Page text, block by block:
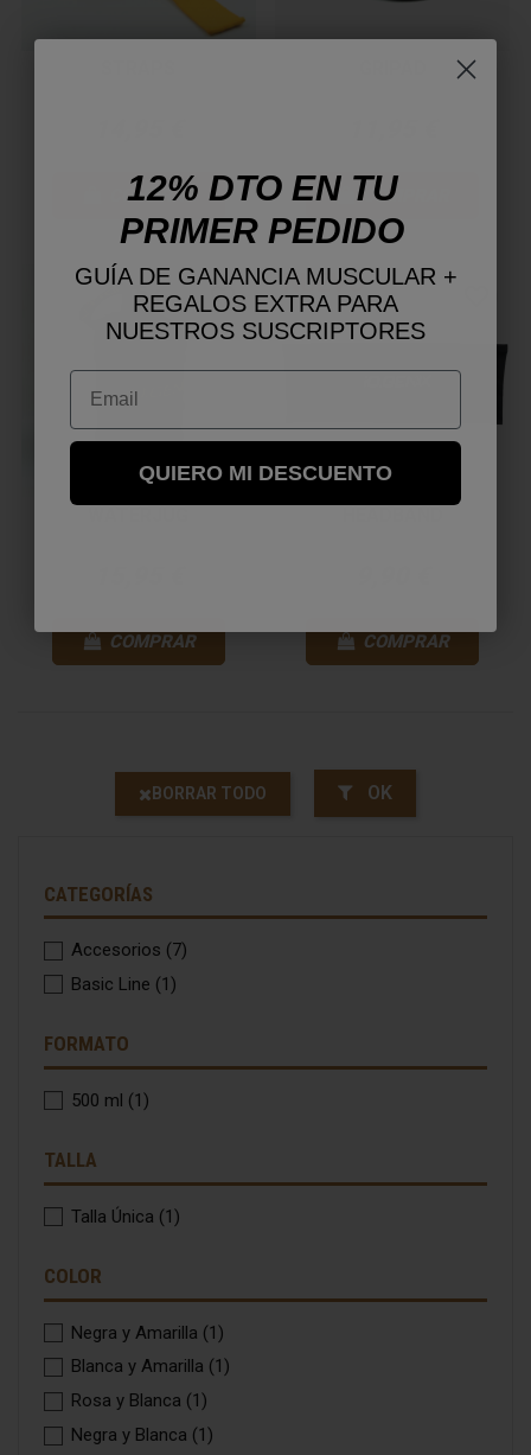
COMPRAR COMPRAR
favorite_border
COMPRAR
NUEVO
COMPRAR
BORRAR TODO OK
CATEGORÍAS
Accesorios (7)
Basic Line (1)
FORMATO
500 ml (1)
TALLA
Talla Única (1)
COLOR
Negra y Amarilla (1)
Blanca y Amarilla (1)
Rosa y Blanca (1)
Negra y Blanca (1)
12% DTO EN TU
PRIMER PEDIDO
GUÍA DE GANANCIA MUSCULAR +
REGALOS EXTRA PARA
NUESTROS SUSCRIPTORES
Email
QUIERO MI DESCUENTO